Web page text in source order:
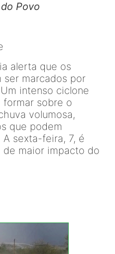
Povo
alerta que os
ser marcados por
intenso ciclone
sobre o
volumosa,
que podem
A sexta-feira, 7, é
maior impacto do